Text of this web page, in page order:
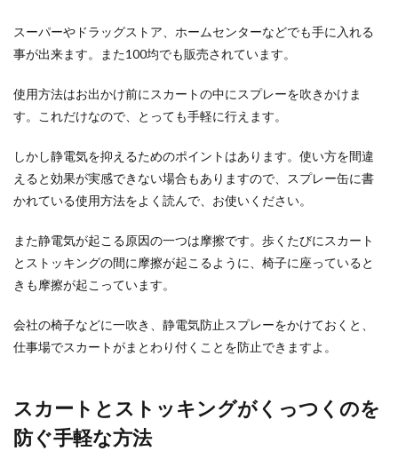
が毛玉ができやすいのが難点
を活かした生活用品が私達の身の回りにたくさん
あります。あ...
携帯を水没させたときの対処方法と
は？すぐにコレを外そう
処方法が正解なのでしょうか？ついつい、慌てて
電源を入れよ...
本の内容のまとめ方、本を要約するポ
イントと書き方のコツ
スーパーやドラッグストア、ホームセンターなどでも手に入れる
事が出来ます。また100均でも販売されています。
使用方法はお出かけ前にスカートの中にスプレーを吹きかけま
す。これだけなので、とっても手軽に行えます。
しかし静電気を抑えるためのポイントはあります。使い方を間違
えると効果が実感できない場合もありますので、スプレー缶に書
かれている使用方法をよく読んで、お使いください。
また静電気が起こる原因の一つは摩擦です。歩くたびにスカート
とストッキングの間に摩擦が起こるように、椅子に座っていると
きも摩擦が起こっています。
会社の椅子などに一吹き、静電気防止スプレーをかけておくと、
仕事場でスカートがまとわり付くことを防止できますよ。
スカートとストッキングがくっつくのを
防ぐ手軽な方法